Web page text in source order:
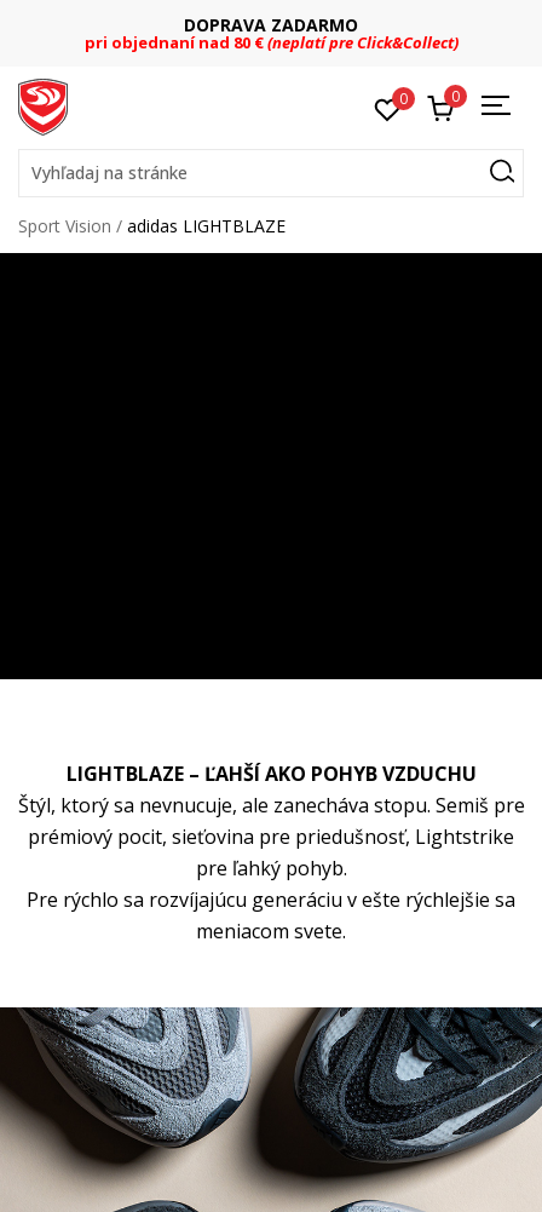
DOPRAVA ZADARMO
pri objednaní nad 80 €(neplatí pre Click&Collect)
0 0
Vyhľadaj na stránke
Sport Vision adidas LIGHTBLAZE
LIGHTBLAZE – ĽAHŠÍ AKO POHYB VZDUCHU
Štýl, ktorý sa nevnucuje, ale zanecháva stopu. Semiš pre
prémiový pocit, sieťovina pre priedušnosť, Lightstrike
pre ľahký pohyb.
Pre rýchlo sa rozvíjajúcu generáciu v ešte rýchlejšie sa
meniacom svete.